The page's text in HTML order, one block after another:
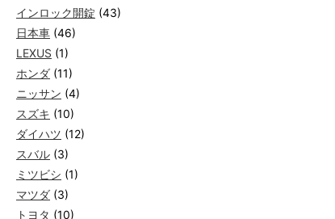
インロック開錠 (43)
日本車 (46)
LEXUS (1)
ホンダ (11)
ニッサン (4)
スズキ (10)
ダイハツ (12)
スバル (3)
ミツビシ (1)
マツダ (3)
トヨタ (10)